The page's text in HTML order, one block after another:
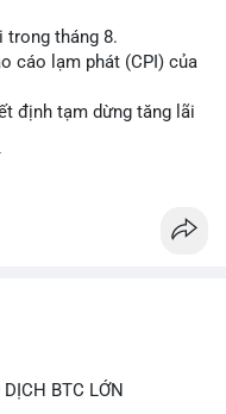
trong tháng 8.
cáo lạm phát (CPI) của
định tạm dừng tăng lãi
BTC LỚN